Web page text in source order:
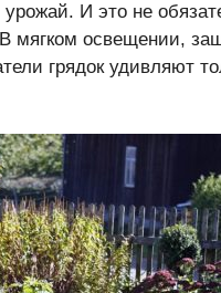
И это не
мягком освещении,
грядок удивляют